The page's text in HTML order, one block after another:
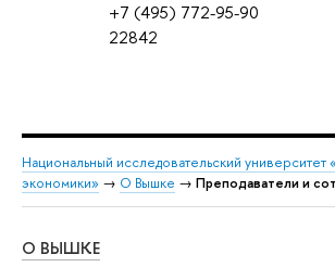
+7 (495) 772-95-90
22842
Национальный исследовательский университет
экономики» → О Вышке → Преподаватели и
О ВЫШКЕ